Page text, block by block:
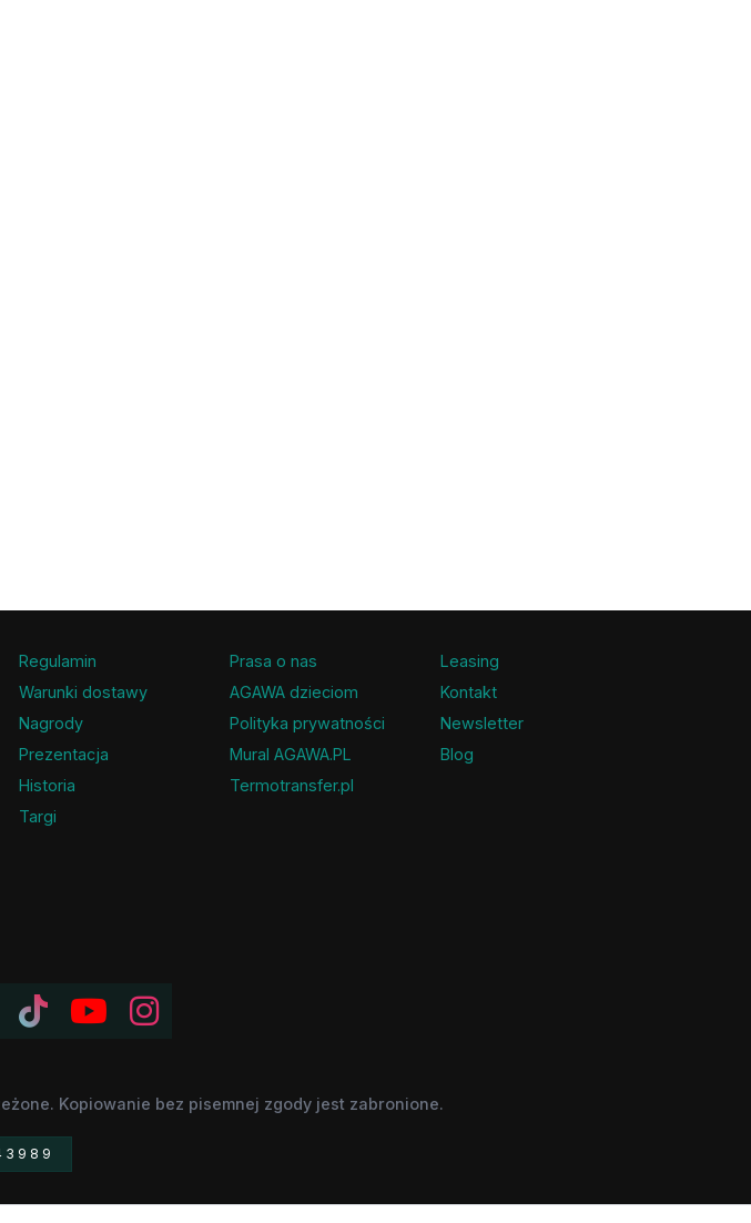
Regulamin
Warunki dostawy
Nagrody
Prezentacja
Historia
Targi
Prasa o nas
AGAWA dzieciom
Polityka prywatności
Mural AGAWA.PL
Termotransfer.pl
Leasing
Kontakt
Newsletter
Blog
Kopiowanie bez pisemnej zgody jest zabronione.